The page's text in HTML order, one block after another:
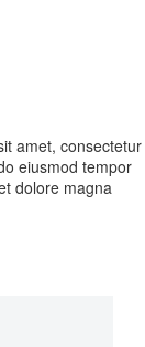
amet, consectetur
eiusmod tempor
dolore magna